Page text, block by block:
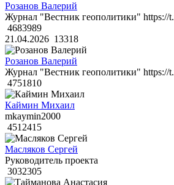
Розанов Валерий
Журнал "Вестник геополитики" https://
4683989
21.04.2026 13318
Розанов Валерий
Журнал "Вестник геополитики" https://
4751810
Каймин Михаил
mkaymin2000
4512415
Масляков Сергей
Руководитель проекта
3032305